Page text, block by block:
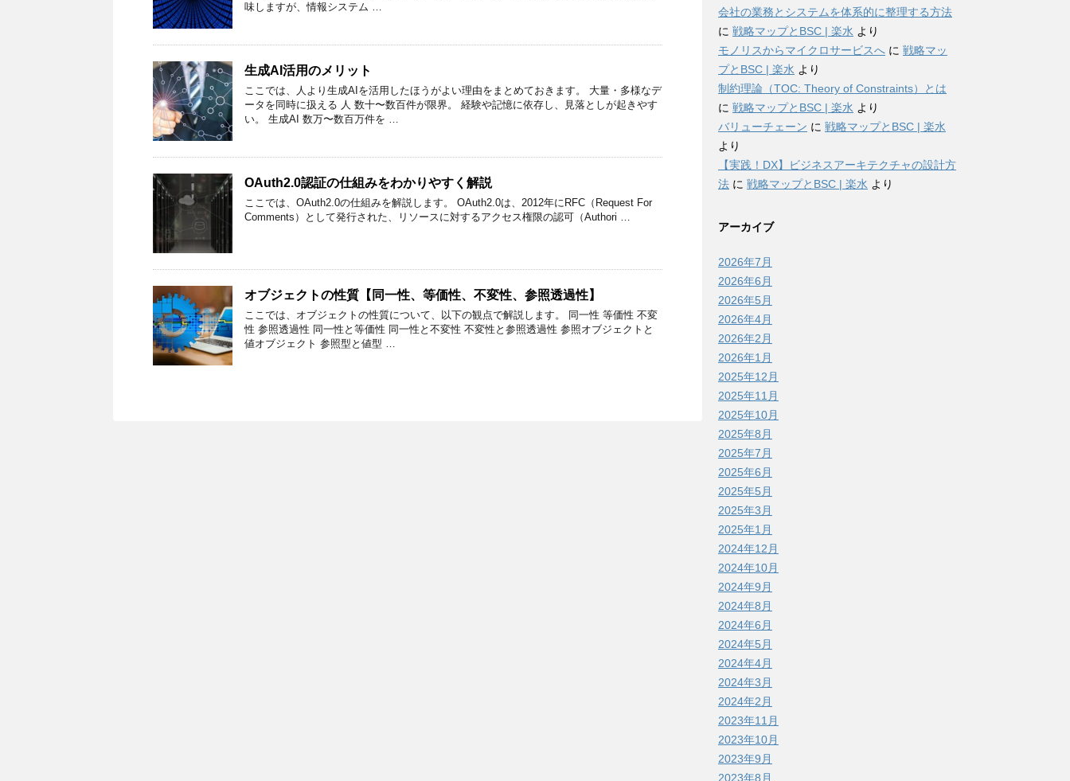
味しますが、情報システム …
生成AI活用のメリット
ここでは、人より生成AIを活用したほうがよい理由をまとめておきます。 大量・多様なデ
ータを同時に扱える 人 数十〜数百件が限界。 経験や記憶に依存し、見落としが起きやす
い。 生成AI 数万〜数百万件を …
OAuth2.0認証の仕組みをわかりやすく解説
ここでは、OAuth2.0の仕組みを解説します。 OAuth2.0は、2012年にRFC（Request For
Comments）として発行された、リソースに対するアクセス権限の認可（Authori …
オブジェクトの性質【同一性、等価性、不変性、参照透過性】
ここでは、オブジェクトの性質について、以下の観点で解説します。 同一性 等価性 不変
性 参照透過性 同一性と等価性 同一性と不変性 不変性と参照透過性 参照オブジェクトと
値オブジェクト 参照型と値型 …
会社の業務とシステムを体系的に整理する方法
に 戦略マップとBSC | 楽水 より
モノリスからマイクロサービスへ に 戦略マッ
プとBSC | 楽水 より
制約理論（TOC: Theory of Constraints）とは
に 戦略マップとBSC | 楽水 より
バリューチェーン に 戦略マップとBSC | 楽水
より
【実践！DX】ビジネスアーキテクチャの設計方
法 に 戦略マップとBSC | 楽水 より
アーカイブ
2026年7月
2026年6月
2026年5月
2026年4月
2026年2月
2026年1月
2025年12月
2025年11月
2025年10月
2025年8月
2025年7月
2025年6月
2025年5月
2025年3月
2025年1月
2024年12月
2024年10月
2024年9月
2024年8月
2024年6月
2024年5月
2024年4月
2024年3月
2024年2月
2023年11月
2023年10月
2023年9月
2023年8月